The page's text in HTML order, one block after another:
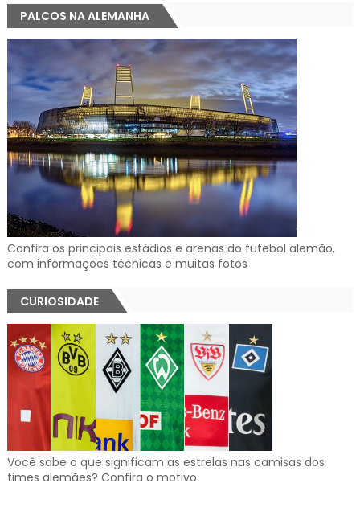
PALCOS NA ALEMANHA
Confira os principais estádios e arenas do futebol alemão,
com informações técnicas e muitas fotos
CURIOSIDADE
Você sabe o que significam as estrelas nas camisas dos
times alemães? Confira o motivo